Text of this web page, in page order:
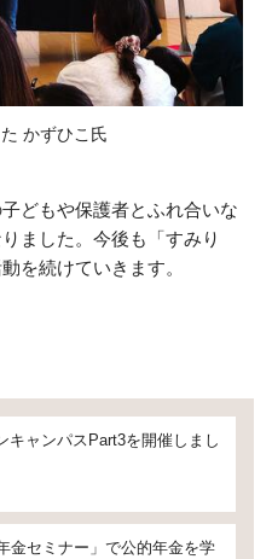
かずひこ氏
どもや保護者とふれ合いな
ました。今後も「すみり
を続けていきます。
キャンパスPart3を開催しまし
金セミナー」で公的年金を学